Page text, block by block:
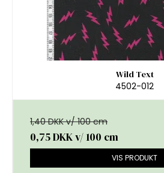
Wild Text
4502-012
1,40 DKK v/ 100 cm
0,75 DKKv/ 100 cm
VIS PRODUKT